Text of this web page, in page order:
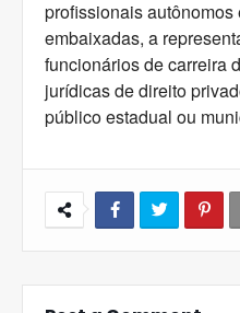
profissionais
embaixadas, a
funcionários de carreira
jurídicas de direito
público estadual ou